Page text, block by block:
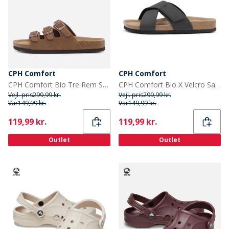
CPH Comfort
CPH Comfort Bio Tre Rem Sandaler Camel
Vejl. pris299,99 kr.
Var149,99 kr.
Current
119,99 kr.
Outlet
CPH Comfort
CPH Comfort Bio X Velcro Sandaler Sort
Vejl. pris299,99 kr.
Var149,99 kr.
Current
119,99 kr.
Outlet